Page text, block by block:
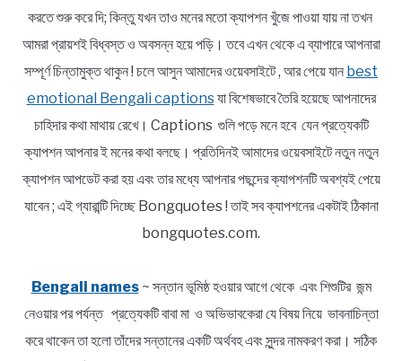
করতে শুরু করে দি; কিন্তু যখন তাও মনের মতো ক্যাপশন খুঁজে পাওয়া যায় না তখন
আমরা প্রায়শই বিধ্বস্ত ও অবসন্ন হয়ে পড়ি। তবে এখন থেকে এ ব্যাপারে আপনারা
সম্পূর্ণ চিন্তামুক্ত থাকুন ! চলে আসুন আমাদের ওয়েবসাইটে , আর পেয়ে যান best
emotional Bengali captionsযা বিশেষভাবে তৈরি হয়েছে আপনাদের
চাহিদার কথা মাথায় রেখে। Captions গুলি পড়ে মনে হবে যেন প্রত্যেকটি
ক্যাপশন আপনার ই মনের কথা বলছে। প্রতিদিনই আমাদের ওয়েবসাইটে নতুন নতুন
ক্যাপশন আপডেট করা হয় এবং তার মধ্যে আপনার পছন্দের ক্যাপশনটি অবশ্যই পেয়ে
যাবেন ; এই গ্যারান্টি দিচ্ছে Bongquotes ! তাই সব ক্যাপশনের একটাই ঠিকানা
bongquotes.com.
Bengali names~ সন্তান ভূমিষ্ঠ হওয়ার আগে থেকে এবং শিশুটির জন্ম
নেওয়ার পর পর্যন্ত প্রত্যেকটি বাবা মা ও অভিভাবকেরা যে বিষয় নিয়ে ভাবনাচিন্তা
করে থাকেন তা হলো তাঁদের সন্তানের একটি অর্থবহ এবং সুন্দর নামকরণ করা। সঠিক